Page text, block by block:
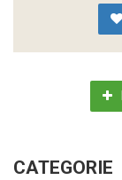
CATEGORIE